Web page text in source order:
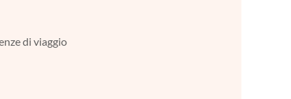
di viaggio